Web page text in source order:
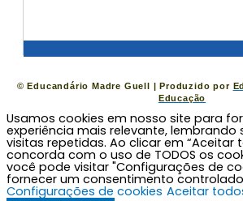
©Educandário Madre Guell | Produzido por
Educação
Usamos cookies em nosso site para
experiência mais relevante, lembrando
visitas repetidas. Ao clicar em “Aceitar
concorda com o uso de TODOS os
você pode visitar "Configurações de
fornecer um consentimento
Configurações de cookies Aceitar